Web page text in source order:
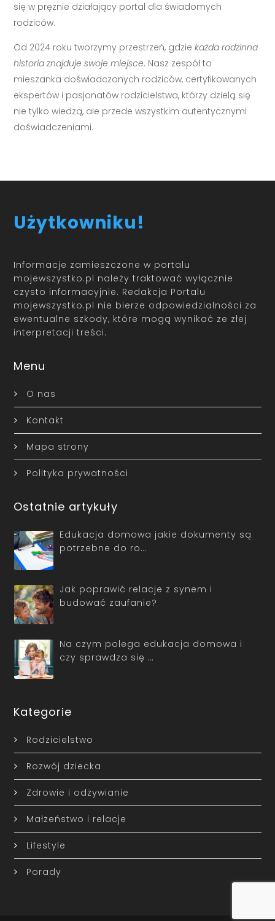
się w prężnie działający portal dla świadomych
rodziców.
Od 2024 roku tworzymy przestrzeń, gdziekażda rodzinna
historia znajduje swoje miejsce. Nasz zespół to
mieszanka doświadczonych rodziców, certyfikowanych
ekspertów i pasjonatów rodzicielstwa, którzy dzielą się
nie tylko wiedzą, ale przede wszystkim autentycznymi
doświadczeniami.
Użytkowniku!
Informacje zamieszczone w portalu
mojewszystko.pl należy traktować wyłącznie
czysto informacyjnie. Redakcja Portalu
mojewszystko.pl nie bierze odpowiedzialności za
ewentualne szkody, które mogą wynikać ze złej
interpretacji treści.
Menu
O nas
Kontakt
Mapa strony
Polityka prywatności
Ostatnie artykuły
Edukacja domowa jakie dokumenty są
potrzebne do ro…
Jak poprawić relacje z synem i
budować zaufanie?
Na czym polega edukacja domowa i
czy sprawdza się …
Kategorie
Rodzicielstwo
Rozwój dziecka
Zdrowie i odżywianie
Małżeństwo i relacje
Lifestyle
Porady